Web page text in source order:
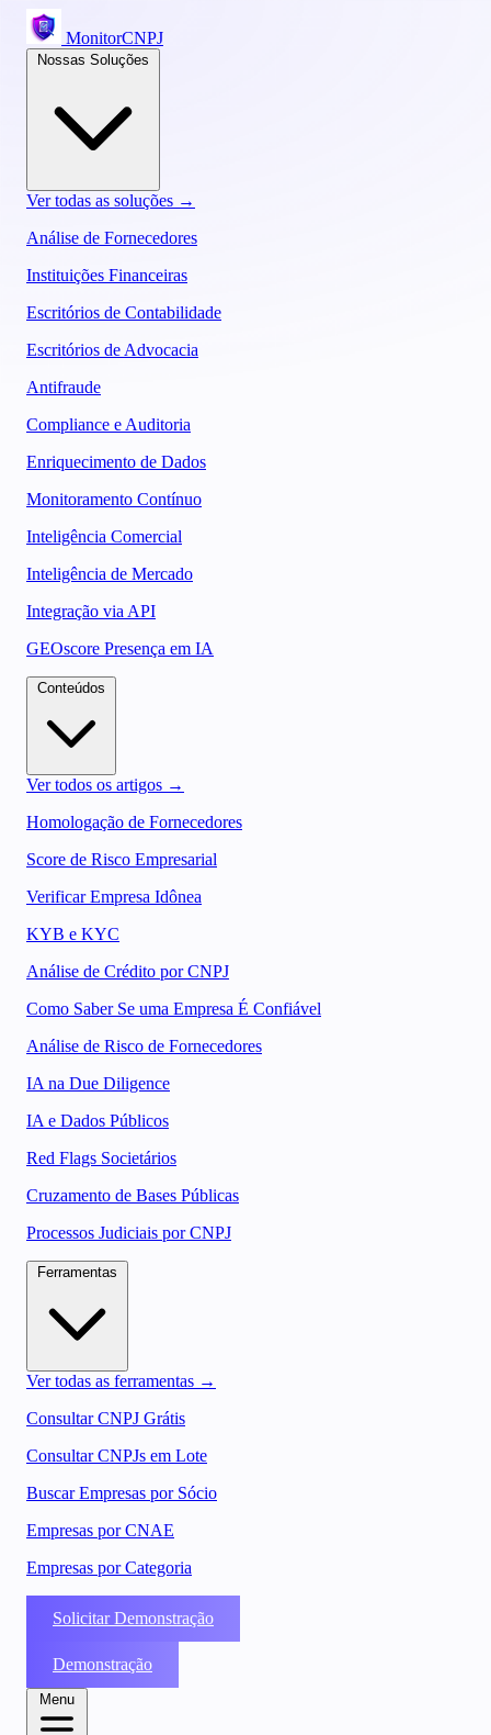
MonitorCNPJ
Ver todas as soluções →
Análise de Fornecedores
Instituições Financeiras
Escritórios de Contabilidade
Escritórios de Advocacia
Antifraude
Compliance e Auditoria
Enriquecimento de Dados
Monitoramento Contínuo
Inteligência Comercial
Inteligência de Mercado
Integração via API
GEOscore Presença em IA
Ver todos os artigos →
Homologação de Fornecedores
Score de Risco Empresarial
Verificar Empresa Idônea
KYB e KYC
Análise de Crédito por CNPJ
Como Saber Se uma Empresa É Confiável
Análise de Risco de Fornecedores
IA na Due Diligence
IA e Dados Públicos
Red Flags Societários
Cruzamento de Bases Públicas
Processos Judiciais por CNPJ
Ver todas as ferramentas →
Consultar CNPJ Grátis
Consultar CNPJs em Lote
Buscar Empresas por Sócio
Empresas por CNAE
Empresas por Categoria
Solicitar Demonstração
Demonstração
Menu